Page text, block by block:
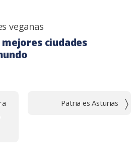
mejores ciudades
Patria es Asturias